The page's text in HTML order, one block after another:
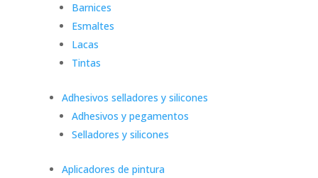
Barnices
Esmaltes
Lacas
Tintas
Adhesivos selladores y silicones
Adhesivos y pegamentos
Selladores y silicones
Aplicadores de pintura